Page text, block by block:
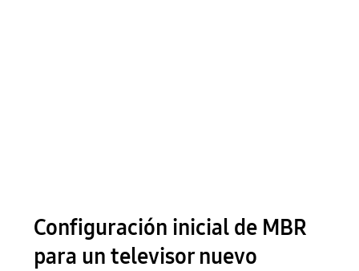
Configuración inicial de MBR
para un televisor nuevo